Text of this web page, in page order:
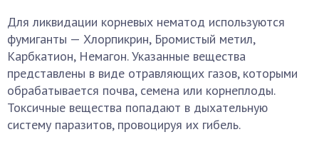
Для ликвидации корневых нематод используются
фумиганты — Хлорпикрин, Бромистый метил,
Карбкатион, Немагон. Указанные вещества
представлены в виде отравляющих газов, которыми
обрабатывается почва, семена или корнеплоды.
Токсичные вещества попадают в дыхательную
систему паразитов, провоцируя их гибель.